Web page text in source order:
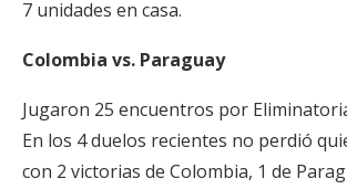
7 unidades en casa.
Colombia vs. Paraguay
Jugaron 25 encuentros por
En los 4 duelos recientes no perdió
con 2 victorias de Colombia, 1 de